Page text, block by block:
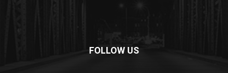
FOLLOW US